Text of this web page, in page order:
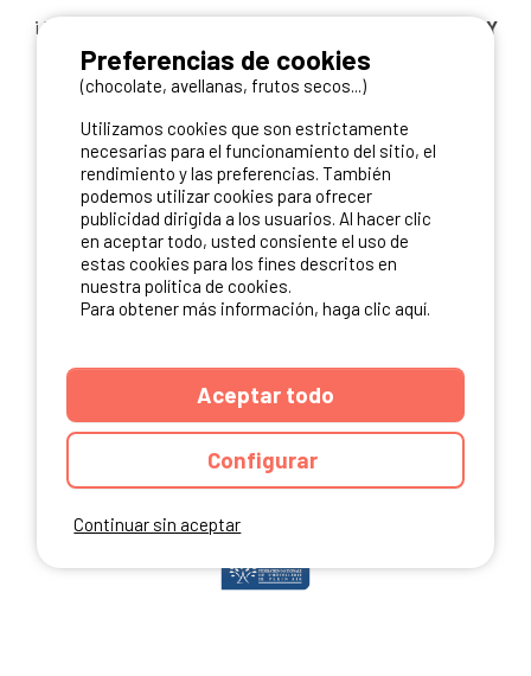
¡ Y NO TE PIERDAS NUESTRAS
OFERTAS, CONCURSOS Y
NOVEDADESINSCRIBIÉNDOTE A NUESTRA
NEWSLETTER!
ME INSCRIBO
NUESTROS PARTNERS
Continuar sin aceptar
Preferencias de cookies
(chocolate, avellanas, frutos secos...)
Utilizamos cookies que son estrictamente
necesarias para el funcionamiento del sitio, el
rendimiento y las preferencias. También
podemos utilizar cookies para ofrecer
publicidad dirigida a los usuarios. Al hacer clic
en aceptar todo, usted consiente el uso de
estas cookies para los fines descritos en
nuestra política de cookies.
Para obtener más información, haga clic aquí.
Aceptar todo
Configurar